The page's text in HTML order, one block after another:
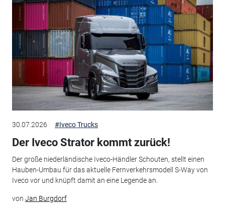
30.07.2026 #Iveco Trucks
Der Iveco Strator kommt zurück!
Der große niederländische Iveco-Händler Schouten, stellt einen
Hauben-Umbau für das aktuelle Fernverkehrsmodell S-Way von
Iveco vor und knüpft damit an eine Legende an.
von Jan Burgdorf